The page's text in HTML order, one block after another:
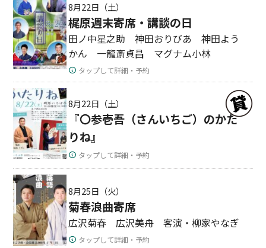
8月22日（土）
梶原週末寄席・講談の日
田ノ中星之助 神田おりびあ 神田よう
かん 一龍斎貞昌 マグナム小林
タップして詳細・予約
8月22日（土）
『〇参壱吾（さんいちご）のかた
りね』
タップして詳細・予約
8月25日（火）
菊春浪曲寄席
広沢菊春 広沢美舟 客演・柳家やなぎ
タップして詳細・予約